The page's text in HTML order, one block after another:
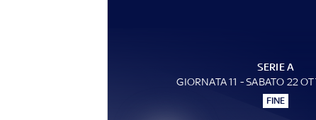
SERIE A
GIORNATA 11 - SABATO 22
FINE